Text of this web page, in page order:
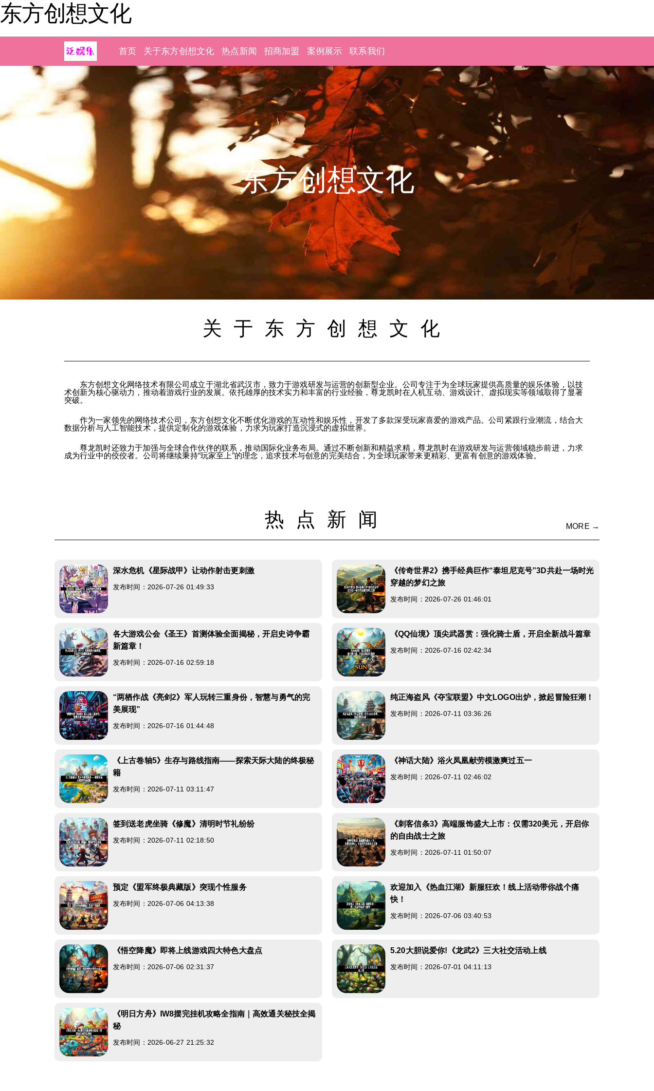
东方创想文化
首页 关于东方创想文化 热点新闻 招商加盟 案例展示 联系我们
东方创想文化
关于东方创想文化
东方创想文化网络技术有限公司成立于湖北省武汉市，致力于游戏研发与运营的创新型企业。公司专注于为全球玩家提供高质量的娱乐体验，以技
术创新为核心驱动力，推动着游戏行业的发展。依托雄厚的技术实力和丰富的行业经验，尊龙凯时在人机互动、游戏设计、虚拟现实等领域取得了显著
突破。
作为一家领先的网络技术公司，东方创想文化不断优化游戏的互动性和娱乐性，开发了多款深受玩家喜爱的游戏产品。公司紧跟行业潮流，结合大
数据分析与人工智能技术，提供定制化的游戏体验，力求为玩家打造沉浸式的虚拟世界。
尊龙凯时还致力于加强与全球合作伙伴的联系，推动国际化业务布局。通过不断创新和精益求精，尊龙凯时在游戏研发与运营领域稳步前进，力求
成为行业中的佼佼者。公司将继续秉持“玩家至上”的理念，追求技术与创意的完美结合，为全球玩家带来更精彩、更富有创意的游戏体验。
热点新闻 MORE →
深水危机《星际战甲》让动作射击更刺激
发布时间：2026-07-26 01:49:33
《传奇世界2》携手经典巨作“泰坦尼克号”3D共赴一场时光
穿越的梦幻之旅
发布时间：2026-07-26 01:46:01
各大游戏公会《圣王》首测体验全面揭秘，开启史诗争霸
新篇章！
发布时间：2026-07-16 02:59:18
《QQ仙境》顶尖武器赏：强化骑士盾，开启全新战斗篇章
发布时间：2026-07-16 02:42:34
“两栖作战《亮剑2》军人玩转三重身份，智慧与勇气的完
美展现”
发布时间：2026-07-16 01:44:48
纯正海盗风《夺宝联盟》中文LOGO出炉，掀起冒险狂潮！
发布时间：2026-07-11 03:36:26
《上古卷轴5》生存与路线指南——探索天际大陆的终极秘
籍
发布时间：2026-07-11 03:11:47
《神话大陆》浴火凤凰献劳模激爽过五一
发布时间：2026-07-11 02:46:02
签到送老虎坐骑《修魔》清明时节礼纷纷
发布时间：2026-07-11 02:18:50
《刺客信条3》高端服饰盛大上市：仅需320美元，开启你
的自由战士之旅
发布时间：2026-07-11 01:50:07
预定《盟军终极典藏版》突现个性服务
发布时间：2026-07-06 04:13:38
欢迎加入《热血江湖》新服狂欢！线上活动带你战个痛
快！
发布时间：2026-07-06 03:40:53
《悟空降魔》即将上线游戏四大特色大盘点
发布时间：2026-07-06 02:31:37
5.20大胆说爱你!《龙武2》三大社交活动上线
发布时间：2026-07-01 04:11:13
《明日方舟》IW8摆完挂机攻略全指南｜高效通关秘技全揭
秘
发布时间：2026-06-27 21:25:32